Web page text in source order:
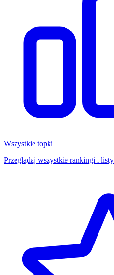
Wszystkie topki
Przeglądaj wszystkie rankingi i listy